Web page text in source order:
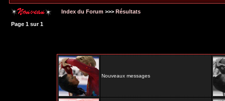
Index du Forum >>> Résultats
Page 1 sur1
Nouveaux messages